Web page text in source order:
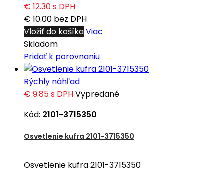
€ 12.30s DPH
€ 10.00 bez DPH
Vložiť do košíkaViac
Skladom
Pridať k porovnaniu
Rýchly náhľad
€ 9.85s DPHVypredané
Kód: 2101-3715350
Osvetlenie kufra 2101-3715350
Osvetlenie kufra 2101-3715350